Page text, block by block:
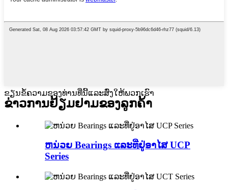
ຂຽນຂໍ້ຄວາມຂອງທ່ານທີ່ນີ້ແລະສົ່ງໃຫ້ພວກເຮົາ
ຂ່າວການຢ້ຽມຢາມຂອງລູກຄ້າ
ຫນ່ວຍ Bearings ແລະທີ່ຢູ່ອາໄສ UCP
Series